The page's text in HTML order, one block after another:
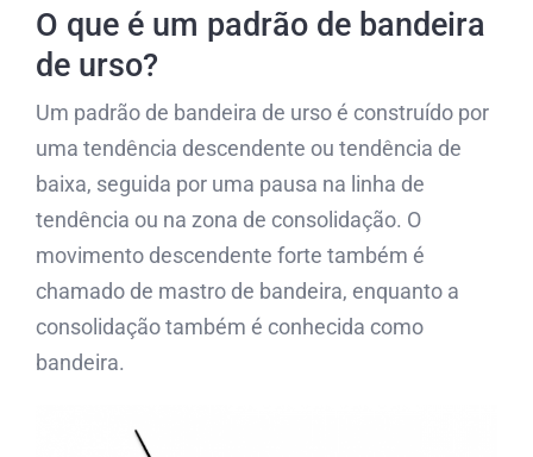
O que é um padrão de bandeira
de urso?
Um padrão de bandeira de urso é construído por
uma tendência descendente ou tendência de
baixa, seguida por uma pausa na linha de
tendência ou na zona de consolidação. O
movimento descendente forte também é
chamado de mastro de bandeira, enquanto a
consolidação também é conhecida como
bandeira.